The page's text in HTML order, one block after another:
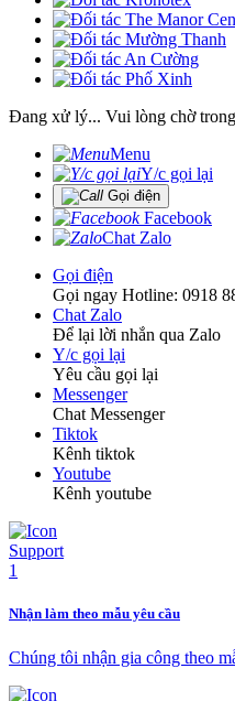
Đang xử lý... Vui lòng chờ
Menu
Y/c gọi lại
Gọi điện
Facebook
Chat Zalo
Gọi điện
Gọi ngay Hotline: 0918
Chat Zalo
Để lại lời nhắn qua Zalo
Y/c gọi lại
Yêu cầu gọi lại
Messenger
Chat Messenger
Tiktok
Kênh tiktok
Youtube
Kênh youtube
Nhận làm theo mẫu yêu cầu
Chúng tôi nhận gia công theo